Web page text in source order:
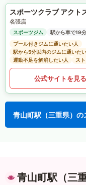
スポーツクラブ アクト
名張店
スポーツジム
駅から車で19分
プール付きジムに通いたい人
駅から5分以内のジムに通いた
運動不足を解消したい人
ス
公式サイトを見る
青山町駅（三重県）
青山町駅（三